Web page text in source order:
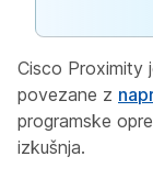
Cisco Proximity
povezane z
programske
izkušnja.